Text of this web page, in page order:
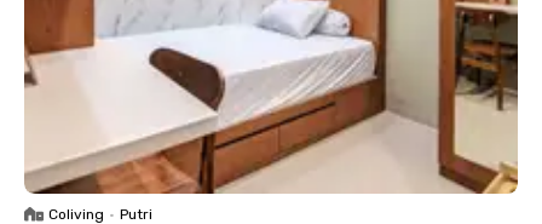
Coliving • Putri